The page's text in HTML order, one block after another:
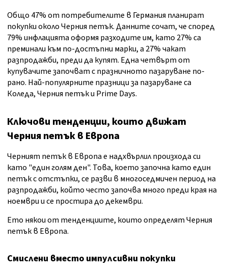
Общо 47% от потребителите в Германия планират
покупки около Черния петък. Данните сочат, че според
79% инфлацията оформя разходите им, като 27% са
преминали към по-достъпни марки, а 27% чакат
разпродажби, преди да купят. Една четвърт от
купувачите започват с празничното пазаруване по-
рано. Най-популярните празници за пазаруване са
Коледа, Черния петък и Prime Days.
Ключови тенденции, които движат
Черния петък в Европа
Черният петък в Европа е надхвърлил произхода си
като "един голям ден". Това, което започна като един
петък с отстъпки, се разви в многоседмичен период на
разпродажби, който често започва много преди края на
ноември и се простира до декември.
Ето някои от тенденциите, които определят Черния
петък в Европа.
Смислени вместо импулсивни покупки